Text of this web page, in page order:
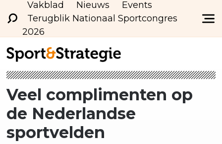
Vakblad Nieuws
Events
Terugblik Nationaal Sportcongres
2026
Veel complimenten op
de Nederlandse
sportvelden